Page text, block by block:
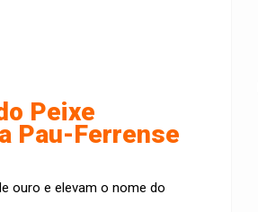
Peixe
Pau-Ferrense
ouro e elevam o nome do